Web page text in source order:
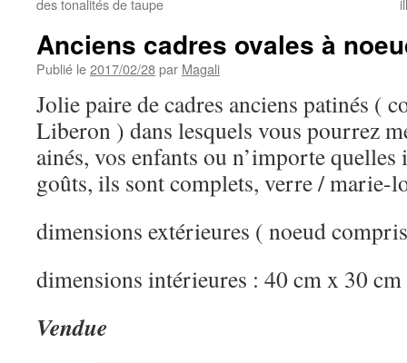
des tonalités de taupe
Anciens cadres ovales à
Publié le2017/02/28par Magali
Jolie paire de cadres anciens patinés (
Liberon ) dans lesquels vous pourrez
ainés, vos enfants ou n’importe
goûts, ils sont complets, verre / marie-
dimensions extérieures ( noeud
dimensions intérieures : 40 cm x 30 cm
Vendue